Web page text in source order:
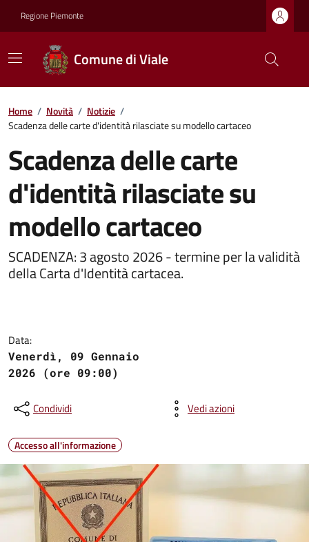
Regione Piemonte
Comune di Viale
Home / Novità / Notizie /
Scadenza delle carte d'identità rilasciate su modello cartaceo
Scadenza delle carte
d'identità rilasciate su
modello cartaceo
SCADENZA: 3 agosto 2026 - termine per la validità
della Carta d'Identità cartacea.
Data:
Venerdì, 09 Gennaio
2026 (ore 09:00)
Condividi Vedi azioni
Accesso all'informazione